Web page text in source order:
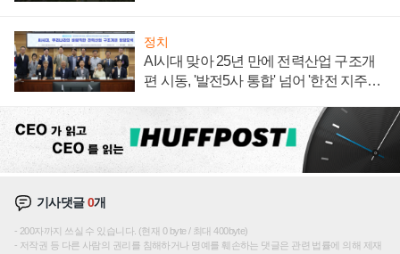
정치
AI시대 맞아 25년 만에 전력산업 구조개
편 시동, '발전5사 통합' 넘어 '한전 지주사'
기사댓글0개
200자까지 쓰실 수 있습니다. (현재 0 byte / 최대 400byte)
저작권 등 다른 사람의 권리를 침해하거나 명예를 훼손하는 댓글은 관련 법률에 의해 제재